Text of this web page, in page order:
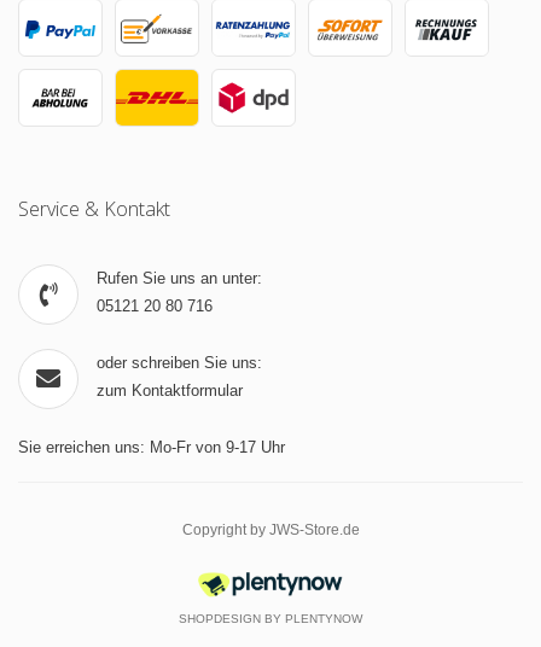
Service & Kontakt
Rufen Sie uns an unter:
05121 20 80 716
oder schreiben Sie uns:
zum Kontaktformular
Sie erreichen uns: Mo-Fr von 9-17 Uhr
Copyright by JWS-Store.de
SHOPDESIGN BY PLENTYNOW